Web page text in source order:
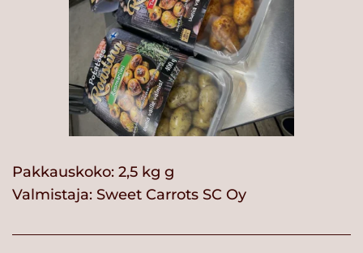
Pakkauskoko: 2,5 kg g
Valmistaja: Sweet Carrots SC Oy